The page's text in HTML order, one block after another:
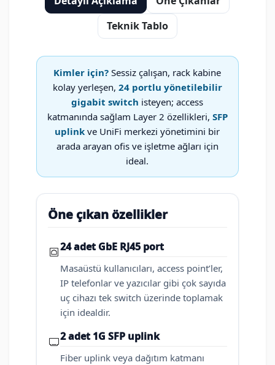
Teknik Tablo
Kimler için? Sessiz çalışan, rack kabine
kolay yerleşen, 24 portlu yönetilebilir
gigabit switch isteyen; access
katmanında sağlam Layer 2 özellikleri, SFP
uplink ve UniFi merkezi yönetimini bir
arada arayan ofis ve işletme ağları için
ideal.
Öne çıkan özellikler
24 adet GbE RJ45 port
Masaüstü kullanıcıları, access point’ler,
IP telefonlar ve yazıcılar gibi çok sayıda
uç cihazı tek switch üzerinde toplamak
için idealdir.
2 adet 1G SFP uplink
Fiber uplink veya dağıtım katmanı